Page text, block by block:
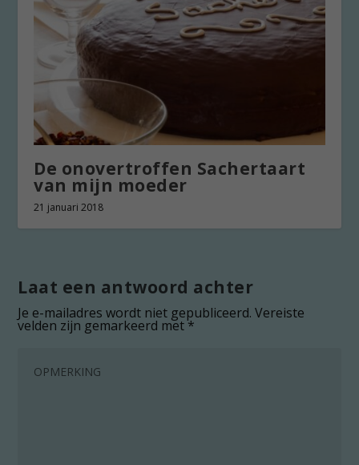
De onovertroffen Sachertaart
van mijn moeder
21 januari 2018
Laat een antwoord achter
Je e-mailadres wordt niet gepubliceerd. Vereiste
velden zijn gemarkeerd met*